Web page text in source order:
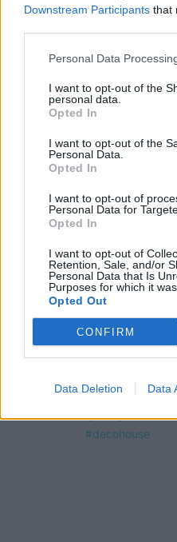
Downstream Participants that
Personal Data
I want to opt-out of the
personal data.
Opted In
I want to opt-out of the
Personal Data.
Opted In
I want to opt-out of
Personal Data for
Opted In
I want to opt-out of
Retention, Sale, and/or
Personal Data that Is
Purposes for which it
Opted Out
CONFIRM
Data Deletion Data
@COOLH